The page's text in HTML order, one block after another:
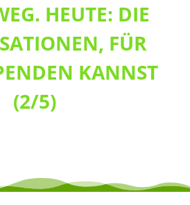
HEUTE: DIE
FÜR
KANNST
(2/5)